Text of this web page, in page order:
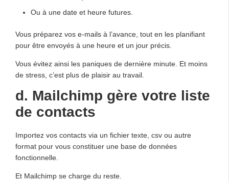
Ou à une date et heure futures.
Vous préparez vos e-mails à l’avance, tout en les planifiant
pour être envoyés à une heure et un jour précis.
Vous évitez ainsi les paniques de dernière minute. Et moins
de stress, c’est plus de plaisir au travail.
d. Mailchimp gère votre liste
de contacts
Importez vos contacts via un fichier texte, csv ou autre
format pour vous constituer une base de données
fonctionnelle.
Et Mailchimp se charge du reste.